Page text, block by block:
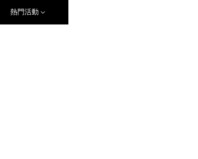
熱門活動